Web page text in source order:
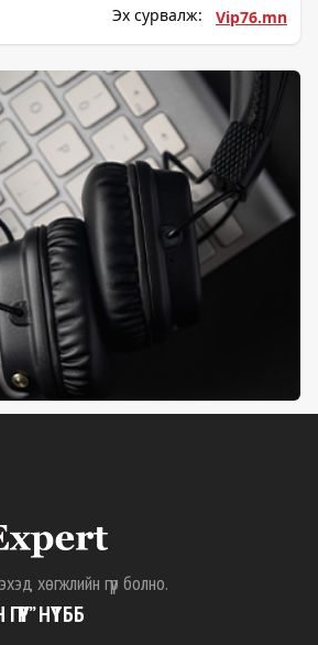
Эх сурвалж: Vip76.mn
хөгжлийн гүүр болно.
НҮТББ